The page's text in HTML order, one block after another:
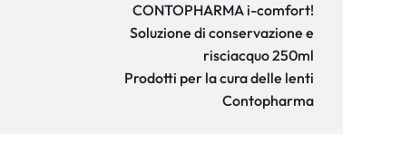
CONTOPHARMA i-comfort!
Soluzione di conservazione e
risciacquo 250ml
Prodotti per la cura delle lenti
Contopharma